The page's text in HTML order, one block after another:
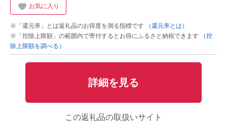
お気に入り
※「還元率」とは返礼品のお得度を測る指標です
（還元率とは）
※「控除上限額」の範囲内で寄付するとお得にふるさと納税できます
（控
除上限額を調べる）
詳細を見る
この返礼品の取扱いサイト